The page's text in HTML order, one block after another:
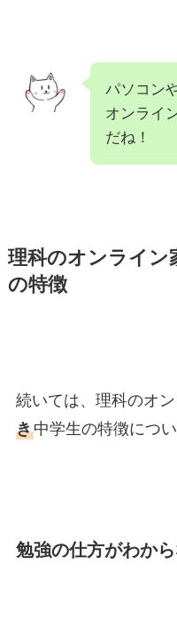
パソコン
オンライ
だね！
理科のオンライン
の特徴
続いては、理科のオ
き中学生の特徴につ
勉強の仕方がわか